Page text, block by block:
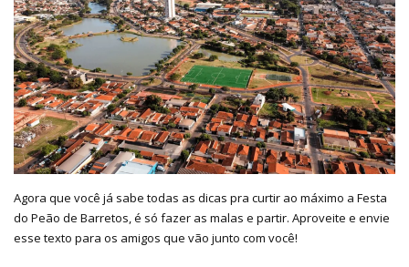
Agora que você já sabe todas as dicas pra curtir ao máximo a Festa
do Peão de Barretos, é só fazer as malas e partir. Aproveite e envie
esse texto para os amigos que vão junto com você!